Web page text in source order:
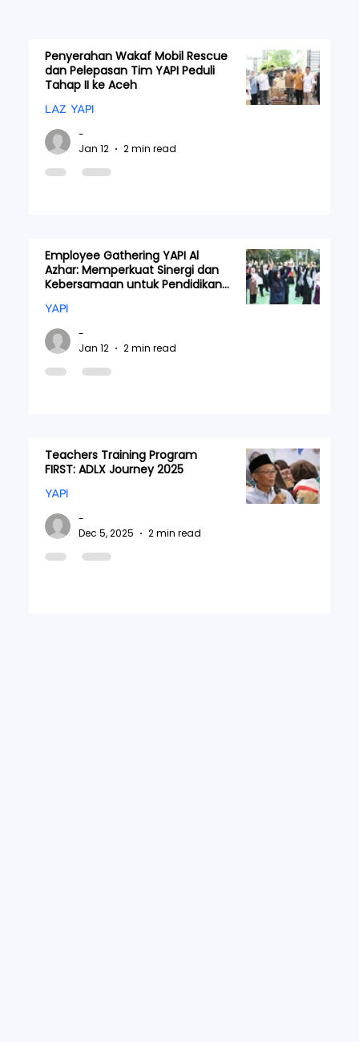
Penyerahan Wakaf Mobil Rescue
dan Pelepasan Tim YAPI Peduli
Tahap II ke Aceh
LAZ YAPI
-
Jan 12
2 min read
Employee Gathering YAPI Al
Azhar: Memperkuat Sinergi dan
Kebersamaan untuk Pendidikan
YAPI
-
Jan 12
2 min read
Teachers Training Program
FIRST: ADLX Journey 2025
YAPI
-
Dec 5, 2025
2 min read